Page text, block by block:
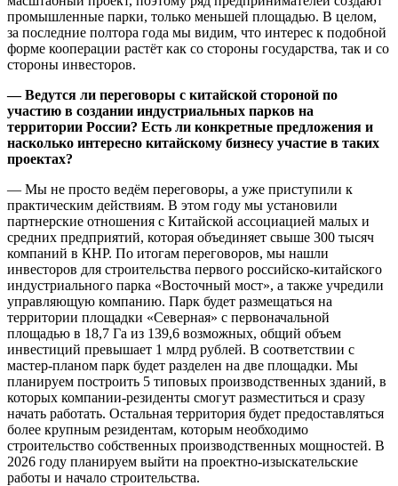
промышленные парки, только меньшей площадью. В целом,
за последние полтора года мы видим, что интерес к подобной
форме кооперации растёт как со стороны государства, так и со
стороны инвесторов.
— Ведутся ли переговоры с китайской стороной по
участию в создании индустриальных парков на
территории России? Есть ли конкретные предложения и
насколько интересно китайскому бизнесу участие в таких
проектах?
— Мы не просто ведём переговоры, а уже приступили к
практическим действиям. В этом году мы установили
партнерские отношения с Китайской ассоциацией малых и
средних предприятий, которая объединяет свыше 300 тысяч
компаний в КНР. По итогам переговоров, мы нашли
инвесторов для строительства первого российско-китайского
индустриального парка «Восточный мост», а также учредили
управляющую компанию. Парк будет размещаться на
территории площадки «Северная» с первоначальной
площадью в 18,7 Га из 139,6 возможных, общий объем
инвестиций превышает 1 млрд рублей. В соответствии с
мастер-планом парк будет разделен на две площадки. Мы
планируем построить 5 типовых производственных зданий, в
которых компании-резиденты смогут разместиться и сразу
начать работать. Остальная территория будет предоставляться
более крупным резидентам, которым необходимо
строительство собственных производственных мощностей. В
2026 году планируем выйти на проектно-изыскательские
работы и начало строительства.